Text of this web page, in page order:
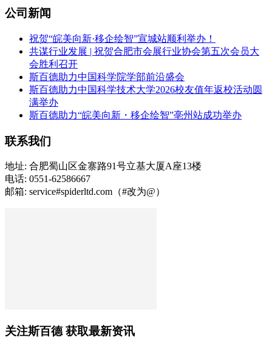
公司新闻
祝贺“皖美向新·移企绘智”宣城站顺利举办！
共谋行业发展 | 祝贺合肥市会展行业协会第五次会员大
会胜利召开
斯百德助力中国科学院学部前沿盛会
斯百德助力中国科学技术大学2026校友值年返校活动圆
满举办
斯百德助力“皖美向新・移企绘智”亳州站成功举办
联系我们
地址: 合肥蜀山区金寨路91号立基大厦A座13楼
电话: 0551-62586667
邮箱: service#spiderltd.com（#改为@）
关注斯百德 获取最新资讯